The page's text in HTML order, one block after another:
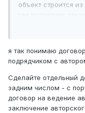
объект строится
ген.подрядчик
контроля, а при
я так понимаю
подрядчиком с
Сделайте отдельный
задним числом - с
договор на ведение
заключение